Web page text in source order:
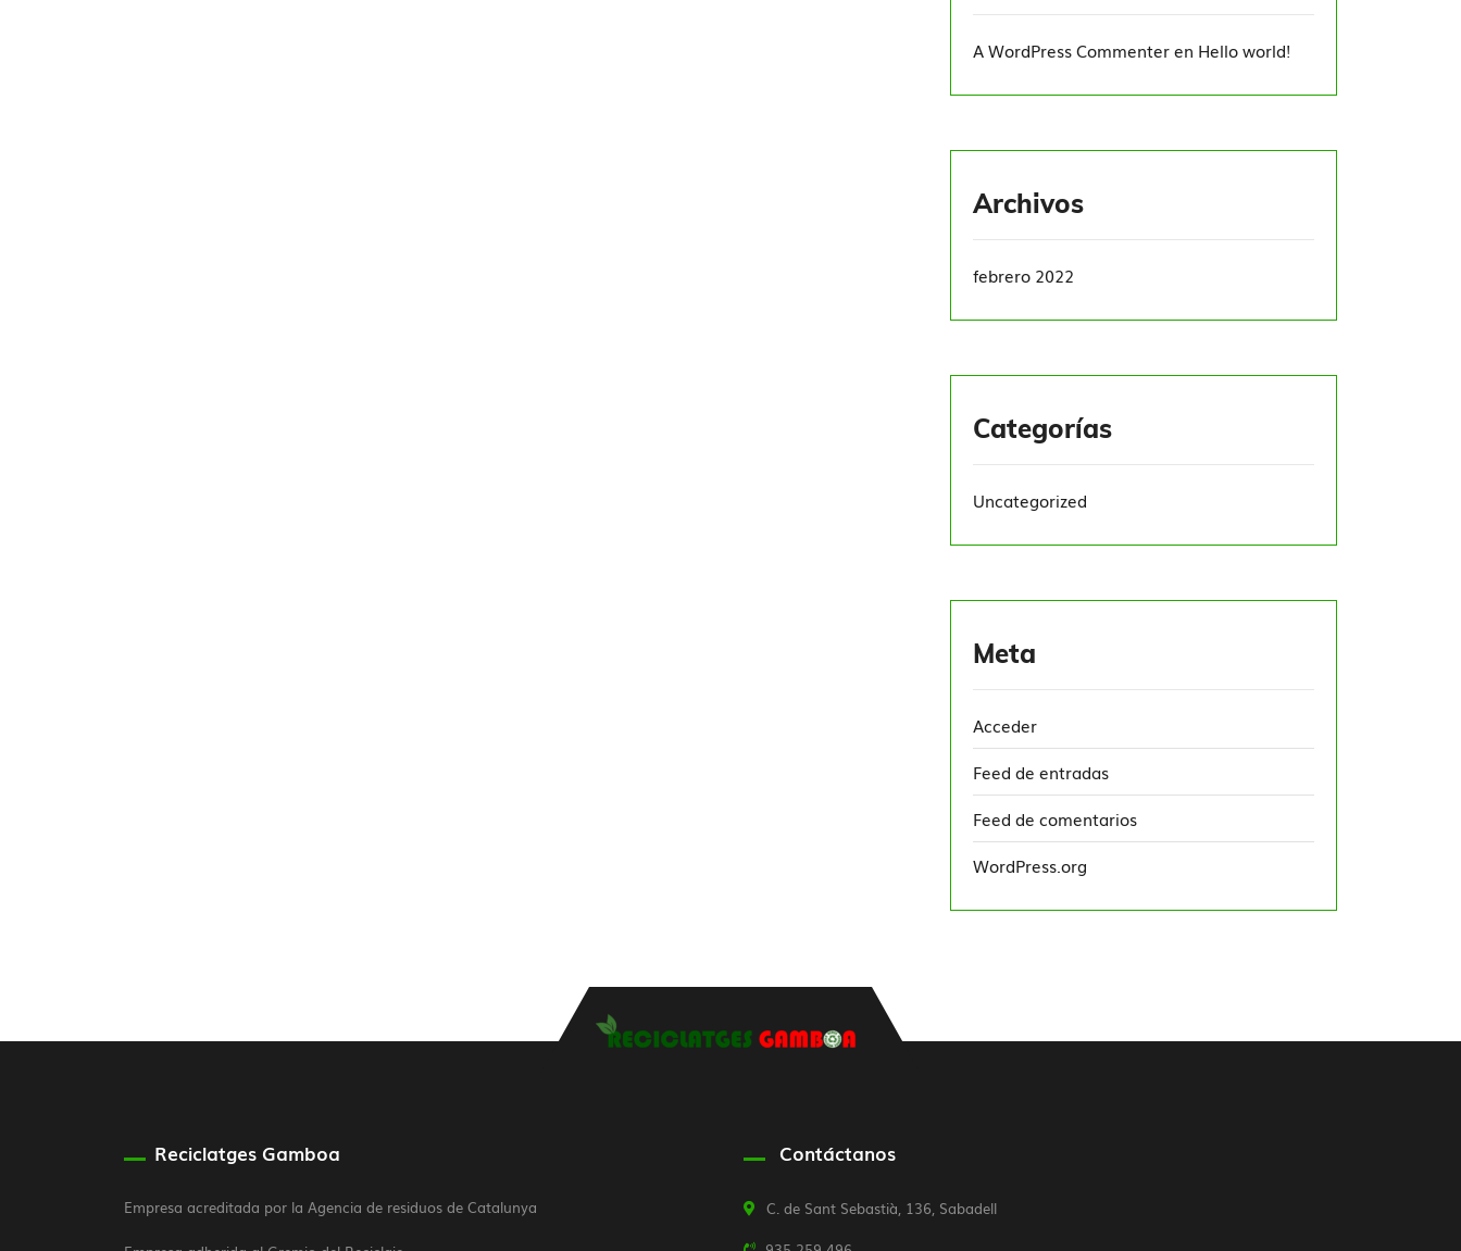
A WordPress Commenteren Hello world!
Archivos
febrero 2022
Categorías
Uncategorized
Meta
Acceder
Feed de entradas
Feed de comentarios
WordPress.org
Reciclatges Gamboa
Empresa acreditada por la Agencia de residuos de Catalunya
Contáctanos
C. de Sant Sebastià, 136, Sabadell